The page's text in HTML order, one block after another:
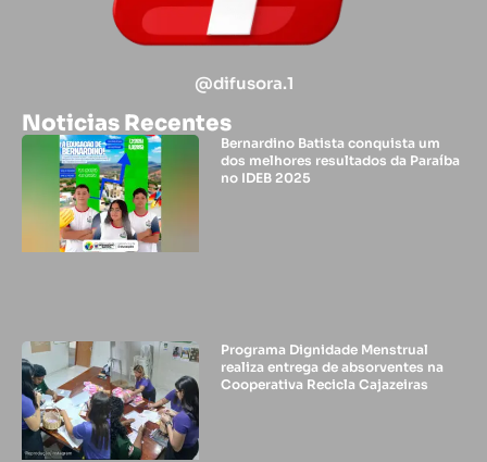
@difusora.1
Noticias Recentes
Bernardino Batista conquista um
dos melhores resultados da Paraíba
no IDEB 2025
Programa Dignidade Menstrual
realiza entrega de absorventes na
Cooperativa Recicla Cajazeiras